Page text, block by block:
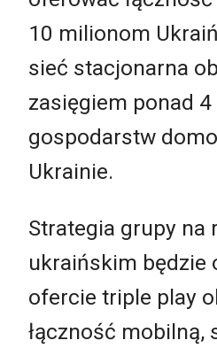
10 milionom
sieć stacjonarna
zasięgiem ponad
gospodarstw
Ukrainie.
Strategia grupy na
ukraińskim będzie
ofercie triple play
łączność mobilną,